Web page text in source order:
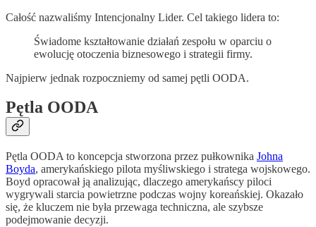
Całość nazwaliśmy Intencjonalny Lider. Cel takiego lidera to:
Świadome kształtowanie działań zespołu w oparciu o
ewolucję otoczenia biznesowego i strategii firmy.
Najpierw jednak rozpoczniemy od samej pętli OODA.
Pętla OODA
Pętla OODA to koncepcja stworzona przez pułkownika Johna
Boyda, amerykańskiego pilota myśliwskiego i stratega wojskowego.
Boyd opracował ją analizując, dlaczego amerykańscy piloci
wygrywali starcia powietrzne podczas wojny koreańskiej. Okazało
się, że kluczem nie była przewaga techniczna, ale szybsze
podejmowanie decyzji.